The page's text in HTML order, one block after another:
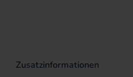
Zusatzinformationen